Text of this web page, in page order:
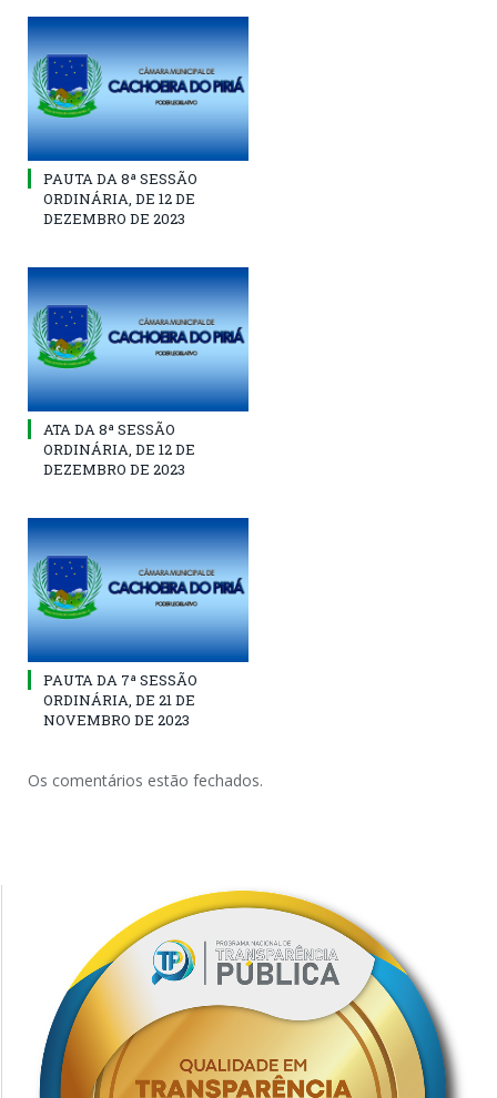
PAUTA DA 8ª SESSÃO
ORDINÁRIA, DE 12 DE
DEZEMBRO DE 2023
ATA DA 8ª SESSÃO
ORDINÁRIA, DE 12 DE
DEZEMBRO DE 2023
PAUTA DA 7ª SESSÃO
ORDINÁRIA, DE 21 DE
NOVEMBRO DE 2023
Os comentários estão fechados.